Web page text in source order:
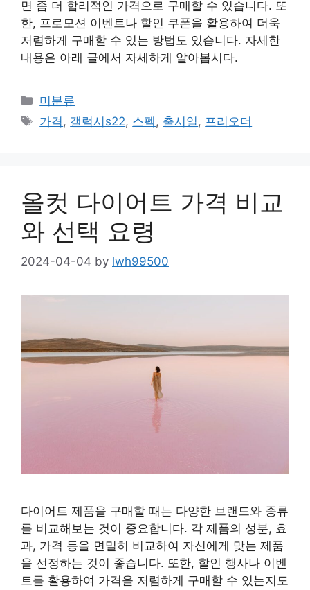
면 좀 더 합리적인 가격으로 구매할 수 있습니다. 또
한, 프로모션 이벤트나 할인 쿠폰을 활용하여 더욱
저렴하게 구매할 수 있는 방법도 있습니다. 자세한
내용은 아래 글에서 자세하게 알아봅시다.
Categories
미분류
Tags
가격 , 갤럭시s22, 스펙 , 출시일 , 프리오더
올컷 다이어트 가격 비교
와 선택 요령
2024-04-04 by lwh99500
다이어트 제품을 구매할 때는 다양한 브랜드와 종류
를 비교해보는 것이 중요합니다. 각 제품의 성분, 효
과, 가격 등을 면밀히 비교하여 자신에게 맞는 제품
을 선정하는 것이 좋습니다. 또한, 할인 행사나 이벤
트를 활용하여 가격을 저렴하게 구매할 수 있는지도